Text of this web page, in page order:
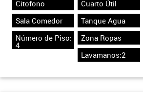
Citofono
Cuarto Útil
Sala Comedor
Tanque Agua
Número de Piso:
4
Zona Ropas
Lavamanos:2